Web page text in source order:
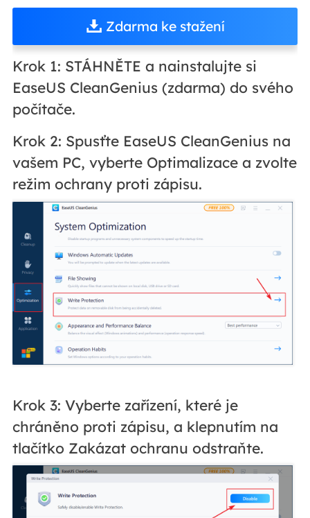
Zdarma ke stažení
Krok 1: STÁHNĚTE a nainstalujte si
EaseUS CleanGenius (zdarma) do svého
počítače.
Krok 2: Spusťte EaseUS CleanGenius na
vašem PC, vyberte Optimalizace a zvolte
režim ochrany proti zápisu.
Krok 3: Vyberte zařízení, které je
chráněno proti zápisu, a klepnutím na
tlačítko Zakázat ochranu odstraňte.